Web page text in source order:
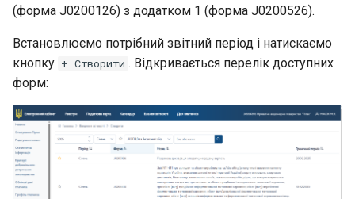
(форма J0200126) з додатком 1 (форма J0200526).
Встановлюємо потрібний звітний період і натискаємо
кнопку + Створити . Відкривається перелік доступних
форм: